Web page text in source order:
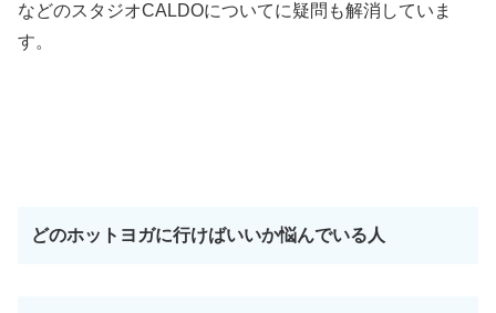
などのスタジオCALDOについてに疑問も解消していま
す。
どのホットヨガに行けばいいか悩んでいる人